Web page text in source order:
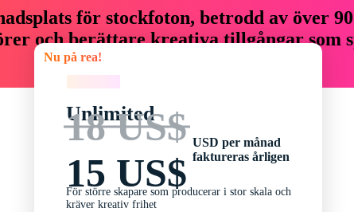
för stockfoton, betrodd av över
och berättare kreativa tillgångar som
Nu på rea!
Unlimited
18 US$
15 US$
USD per månad
faktureras årligen
För större skapare som producerar i stor skala och
kräver kreativ frihet